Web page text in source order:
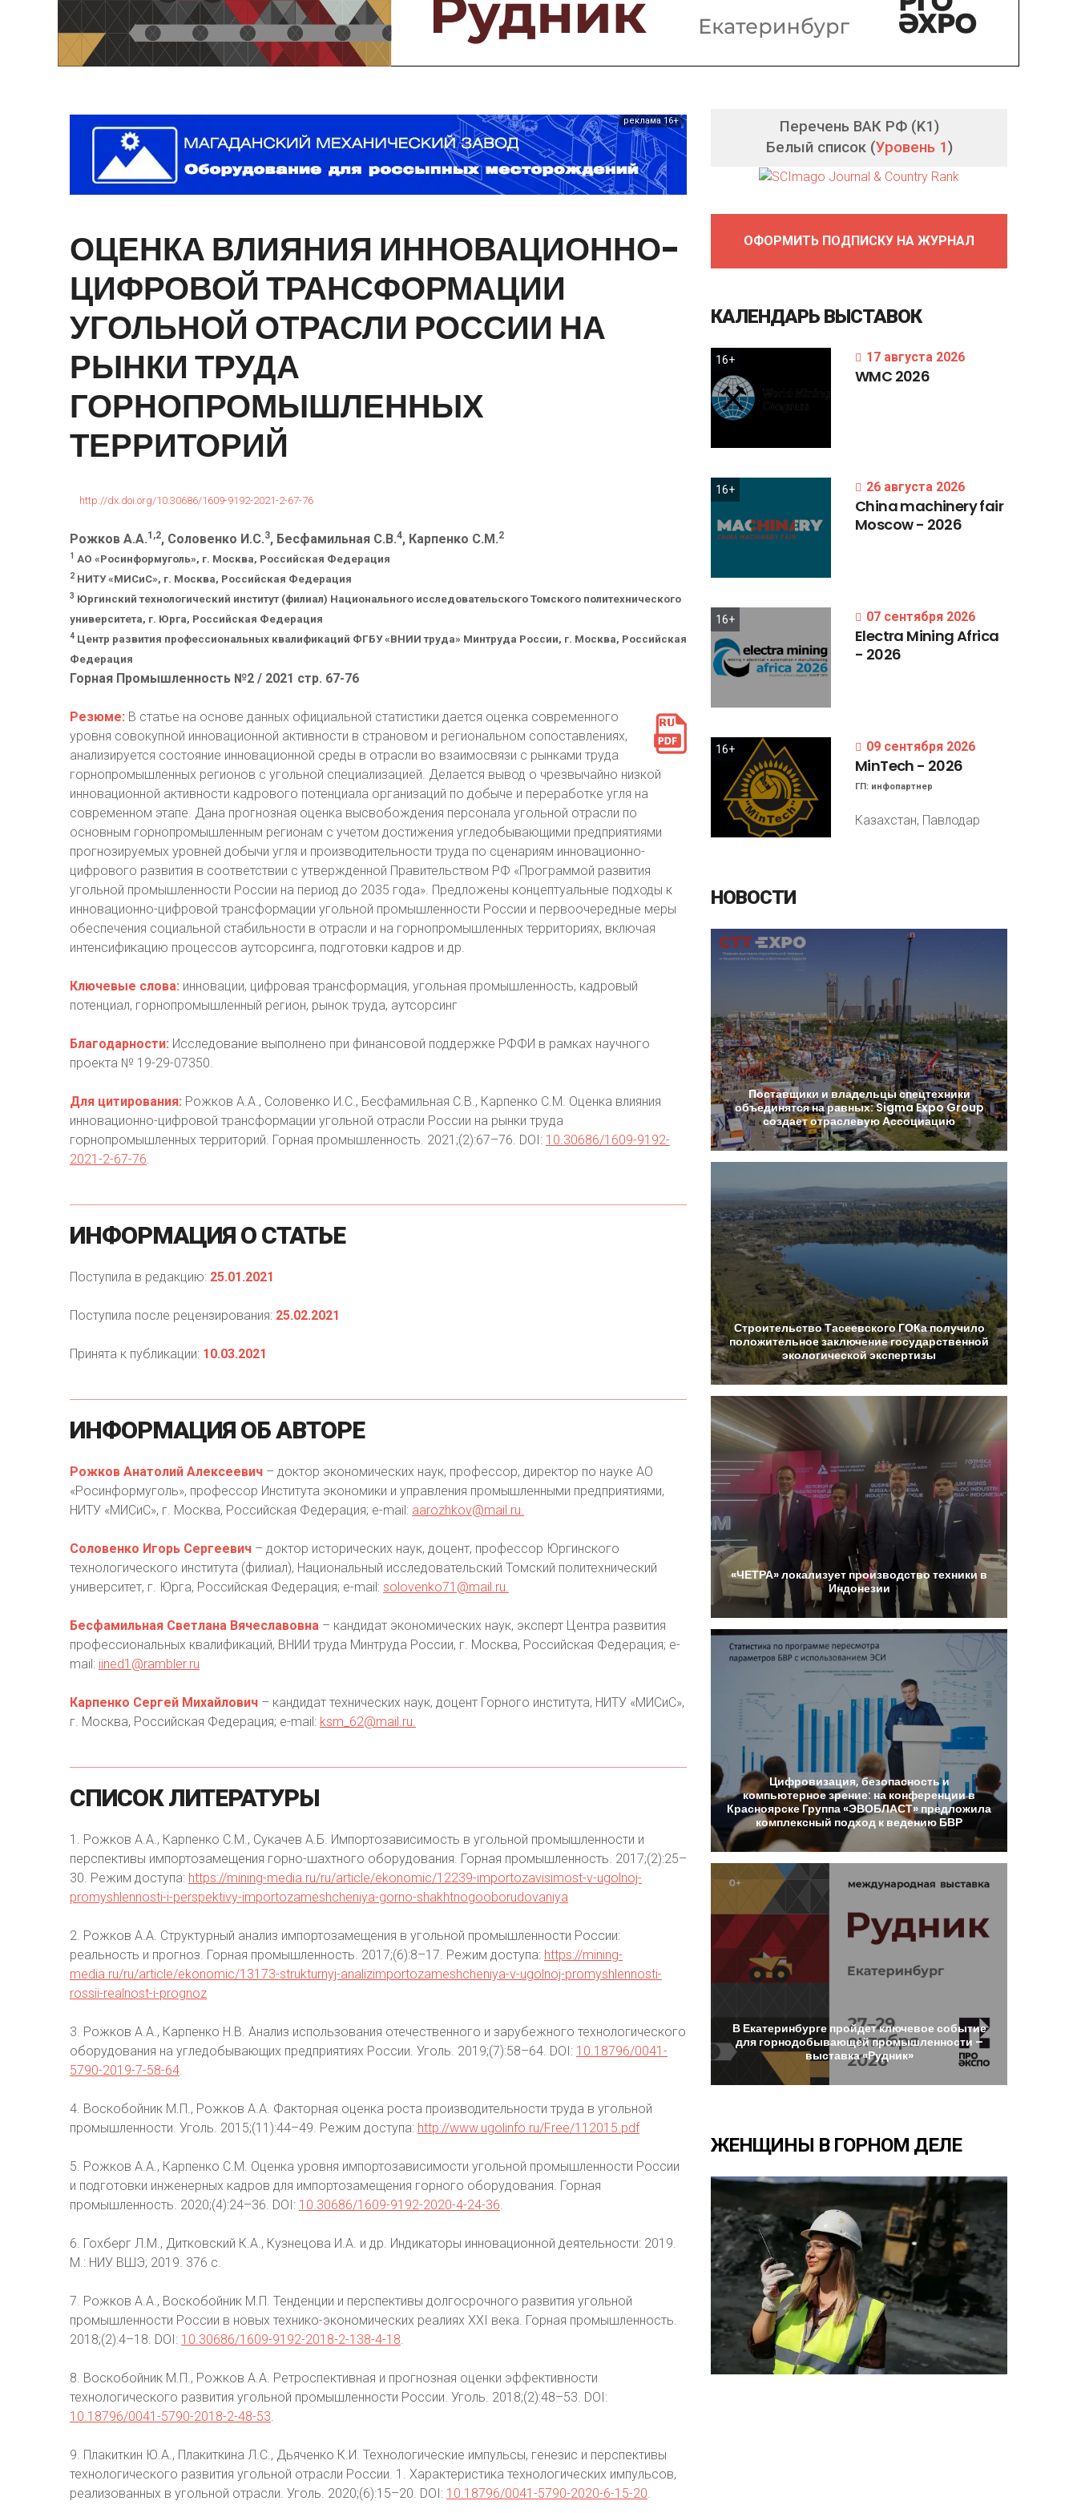
Предприятия и компании
Интервью
Выставки, Конференции
реклама 16+
ОЦЕНКАВЛИЯНИЯ ИННОВАЦИОННО-
ЦИФРОВОЙТРАНСФОРМАЦИИ
УГОЛЬНОЙ ОТРАСЛИ РОССИИ НА
РЫНКИТРУДА
ГОРНОПРОМЫШЛЕННЫХ
ТЕРРИТОРИЙ
http://dx.doi.org/10.30686/1609-9192-2021-2-67-76
Рожков А.А.1,2, Соловенко И.С.3, Бесфамильная С.В.4, Карпенко С.М.2
1 АО «Росинформуголь», г. Москва, Российская Федерация
2 НИТУ «МИСиС», г. Москва, Российская Федерация
3 Юргинский технологический институт (филиал) Национального исследовательского Томского политехнического
университета, г. Юрга, Российская Федерация
4 Центр развития профессиональных квалификаций ФГБУ «ВНИИ труда» Минтруда России, г. Москва, Российская
Федерация
Горная Промышленность №2 / 2021 стр. 67-76
Резюме: В статье на основе данных официальной статистики дается оценка современного
уровня совокупной инновационной активности в страновом и региональном сопоставлениях,
анализируется состояние инновационной среды в отрасли во взаимосвязи с рынками труда
горнопромышленных регионов с угольной специализацией. Делается вывод о чрезвычайно низкой
инновационной активности кадрового потенциала организаций по добыче и переработке угля на
современном этапе. Дана прогнозная оценка высвобождения персонала угольной отрасли по
основным горнопромышленным регионам с учетом достижения угледобывающими предприятиями
прогнозируемых уровней добычи угля и производительности труда по сценариям инновационно-
цифрового развития в соответствии с утвержденной Правительством РФ «Программой развития
угольной промышленности России на период до 2035 года». Предложены концептуальные подходы к
инновационно-цифровой трансформации угольной промышленности России и первоочередные меры
обеспечения социальной стабильности в отрасли и на горнопромышленных территориях, включая
интенсификацию процессов аутсорсинга, подготовки кадров и др.
Ключевые слова: инновации, цифровая трансформация, угольная промышленность, кадровый
потенциал, горнопромышленный регион, рынок труда, аутсорсинг
Благодарности: Исследование выполнено при финансовой поддержке РФФИ в рамках научного
проекта № 19-29-07350.
Для цитирования: Рожков А.А., Соловенко И.С., Бесфамильная С.В., Карпенко С.М. Оценка влияния
инновационно-цифровой трансформации угольной отрасли России на рынки труда
горнопромышленных территорий. Горная промышленность. 2021;(2):67–76. DOI: 10.30686/1609-9192-
2021-2-67-76.
ИНФОРМАЦИЯ О СТАТЬЕ
Поступила в редакцию: 25.01.2021
Поступила после рецензирования: 25.02.2021
Принята к публикации: 10.03.2021
ИНФОРМАЦИЯ ОБАВТОРЕ
Рожков Анатолий Алексеевич – доктор экономических наук, профессор, директор по науке АО
«Росинформуголь», профессор Института экономики и управления промышленными предприятиями,
НИТУ «МИСиС», г. Москва, Российская Федерация; e-mail: aarozhkov@mail.ru.
Соловенко Игорь Сергеевич – доктор исторических наук, доцент, профессор Юргинского
технологического института (филиал), Национальный исследовательский Томский политехнический
университет, г. Юрга, Российская Федерация; e-mail: solovenko71@mail.ru.
Бесфамильная Светлана Вячеславовна – кандидат экономических наук, эксперт Центра развития
профессиональных квалификаций, ВНИИ труда Минтруда России, г. Москва, Российская Федерация; e-
mail: iined1@rambler.ru
Карпенко Сергей Михайлович – кандидат технических наук, доцент Горного института, НИТУ «МИСиС»,
г. Москва, Российская Федерация; e-mail: ksm_62@mail.ru.
СПИСОК ЛИТЕРАТУРЫ
1. Рожков А.А., Карпенко С.М., Сукачев А.Б. Импортозависимость в угольной промышленности и
перспективы импортозамещения горно-шахтного оборудования. Горная промышленность. 2017;(2):25–
30. Режим доступа: https://mining-media.ru/ru/article/ekonomic/12239-importozavisimost-v-ugolnoj-
promyshlennosti-i-perspektivy-importozameshcheniya-gorno-shakhtnogooborudovaniya
2. Рожков А.А. Структурный анализ импортозамещения в угольной промышленности России:
реальность и прогноз. Горная промышленность. 2017;(6):8–17. Режим доступа: https://mining-
media.ru/ru/article/ekonomic/13173-strukturnyj-analizimportozameshcheniya-v-ugolnoj-promyshlennosti-
rossii-realnost-i-prognoz
3. Рожков А.А., Карпенко Н.В. Анализ использования отечественного и зарубежного технологического
оборудования на угледобывающих предприятиях России. Уголь. 2019;(7):58–64. DOI: 10.18796/0041-
5790-2019-7-58-64.
4. Воскобойник М.П., Рожков А.А. Факторная оценка роста производительности труда в угольной
промышленности. Уголь. 2015;(11):44–49. Режим доступа: http://www.ugolinfo.ru/Free/112015.pdf
5. Рожков А.А., Карпенко С.М. Оценка уровня импортозависимости угольной промышленности России
и подготовки инженерных кадров для импортозамещения горного оборудования. Горная
промышленность. 2020;(4):24–36. DOI: 10.30686/1609-9192-2020-4-24-36.
6. Гохберг Л.М., Дитковский К.А., Кузнецова И.А. и др. Индикаторы инновационной деятельности: 2019.
М.: НИУ ВШЭ; 2019. 376 с.
7. Рожков А.А., Воскобойник М.П. Тенденции и перспективы долгосрочного развития угольной
промышленности России в новых технико-экономических реалиях XXI века. Горная промышленность.
2018;(2):4–18. DOI: 10.30686/1609-9192-2018-2-138-4-18.
8. Воскобойник М.П., Рожков А.А. Ретроспективная и прогнозная оценки эффективности
технологического развития угольной промышленности России. Уголь. 2018;(2):48–53. DOI:
10.18796/0041-5790-2018-2-48-53.
9. Плакиткин Ю.А., Плакиткина Л.С., Дьяченко К.И. Технологические импульсы, генезис и перспективы
технологического развития угольной отрасли России. 1. Характеристика технологических импульсов,
реализованных в угольной отрасли. Уголь. 2020;(6):15–20. DOI: 10.18796/0041-5790-2020-6-15-20.
Перечень ВАК РФ (K1)
Белый список (Уровень 1)
ОФОРМИТЬ ПОДПИСКУ НА ЖУРНАЛ
КАЛЕНДАРЬ ВЫСТАВОК
16+ 17 августа 2026
WMC 2026
16+ 26 августа 2026
Chinamachineryfair
Moscow- 2026
16+ 07 сентября 2026
Electra MiningAfrica
- 2026
16+ 09 сентября 2026
MinTech - 2026
ГП: инфопартнер
Казахстан, Павлодар
НОВОСТИ
Поставщики и владельцыспецтехники
объединятсянаравных:SigmaExpoGroup
создаетотраслевуюАссоциацию
СтроительствоТасеевскогоГОКаполучило
положительноезаключениегосударственной
экологическойэкспертизы
«ЧЕТРА»локализует производство техникив
Индонезии
Цифровизация,безопасностьи
компьютерноезрение: на конференциив
Красноярске Группа«ЭВОБЛАСТ» предложила
комплексный подход к ведению БВР
В Екатеринбурге пройдетключевоесобытие
для горнодобывающейпромышленности –
выставка«Рудник»
ЖЕНЩИНЫ В ГОРНОМ ДЕЛЕ